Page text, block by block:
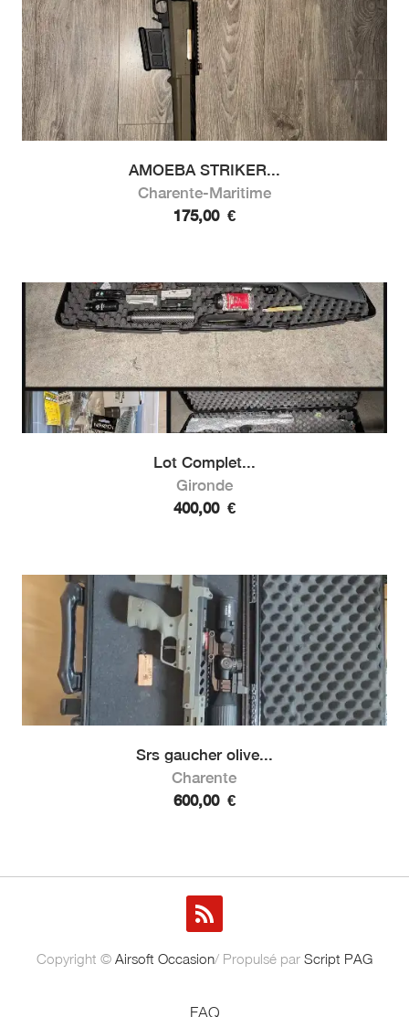
AMOEBA STRIKER...
Charente-Maritime
175,00 €
Lot Complet...
Gironde
400,00 €
Srs gaucher olive...
Charente
600,00 €
Copyright © Airsoft Occasion/ Propulsé par Script PAG
FAQ